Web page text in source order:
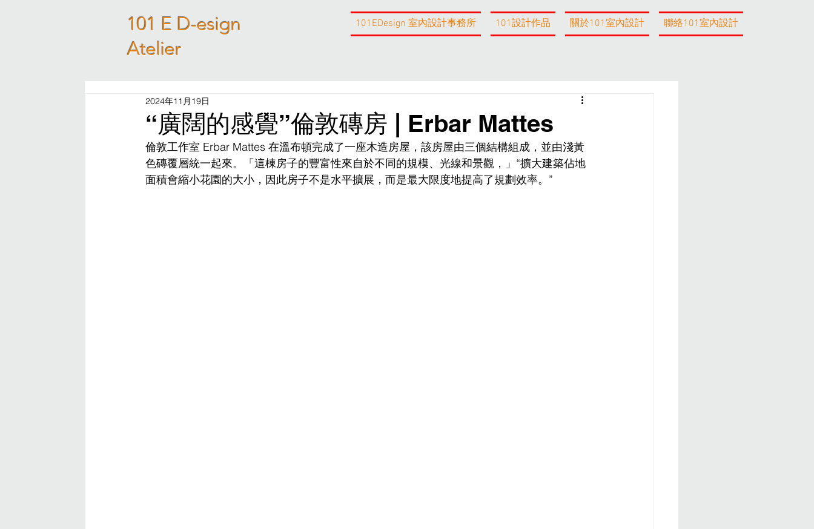
101 E D-esign
Atelier
101EDesign 室內設計事務所 101設計作品 關於101室內設計 聯絡101室內設計
“廣闊的感覺”倫敦磚房 | Erbar Mattes
2024年11月19日
倫敦工作室 Erbar Mattes 在溫布頓完成了一座木造房屋，該房屋由三個結構組成，並由淺黃
色磚覆層統一起來。「這棟房子的豐富性來自於不同的規模、光線和景觀，」“擴大建築佔地
面積會縮小花園的大小，因此房子不是水平擴展，而是最大限度地提高了規劃效率。”